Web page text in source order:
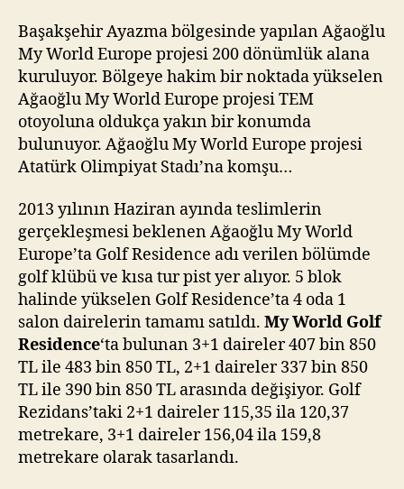
Başakşehir Ayazma bölgesinde yapılan Ağaoğlu
My World Europe projesi 200 dönümlük alana
kuruluyor. Bölgeye hakim bir noktada yükselen
Ağaoğlu My World Europe projesi TEM
otoyoluna oldukça yakın bir konumda
bulunuyor. Ağaoğlu My World Europe projesi
Atatürk Olimpiyat Stadı’na komşu…
2013 yılının Haziran ayında teslimlerin
gerçekleşmesi beklenen Ağaoğlu My World
Europe’ta Golf Residence adı verilen bölümde
golf klübü ve kısa tur pist yer alıyor. 5 blok
halinde yükselen Golf Residence’ta 4 oda 1
salon dairelerin tamamı satıldı. My World Golf
Residence‘ta bulunan 3+1 daireler 407 bin 850
TL ile 483 bin 850 TL, 2+1 daireler 337 bin 850
TL ile 390 bin 850 TL arasında değişiyor. Golf
Rezidans’taki 2+1 daireler 115,35 ila 120,37
metrekare, 3+1 daireler 156,04 ila 159,8
metrekare olarak tasarlandı.